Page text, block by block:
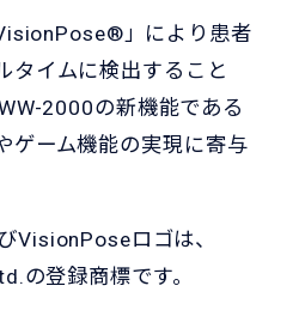
」により患者
タイムに検出すること
2000の新機能である
ゲーム機能の実現に寄与
ロゴは、
の登録商標です。